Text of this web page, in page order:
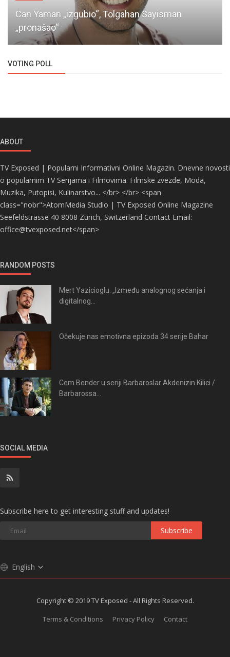
Can Yaman „izgubio“, Tolgahan Sayisman
„pronašao“
VOTING POLL
ABOUT
TV Exposed | Popularni Informativni Online Magazin. Dnevne novosti
o popularnim TV Serijama i Filmovima. Filmske zvezde, Moda,
Muzika, Putopisi, Kulinarstvo... </br> </br> <span
class="nobr">AtomMedia Studio | TV Exposed Online Magazine
Seefeldstrasse 40 8008 Zürich, Switzerland Contact Email:
office@tvexposed.net</span>
RANDOM POSTS
Mert Yazicioglu: „Između analognog sećanja i
digitalnog...
Očekuje nas emotivna epizoda 34 serije Bahar
Cem Bender u seriji Barbaroslar Akdenizin Kilici /
Barbarossa...
SOCIAL MEDIA
Subscribe here to get interesting stuff and updates!
Subscribe
English
Copyright © 2019 TV Exposed - All Rights Reserved.
Terms & Conditions
Privacy Policy Contact